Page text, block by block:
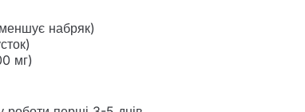
набряк)
мг)